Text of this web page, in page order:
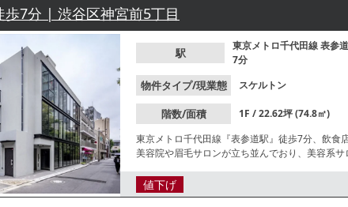
7分 | 渋谷区神宮前5丁目
駅
東京メトロ千代田線表参
7分
物件タイプ/現業態 スケルトン
階数/面積
1F / 22.62坪 (74.8㎡)
東京メトロ千代田線『表参道駅』徒歩7分、飲食
美容院や眉毛サロンが立ち並んでおり、美容系
値下げ